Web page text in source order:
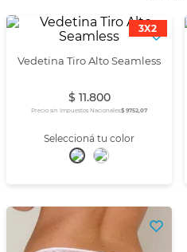
3X2
Vedetina Tiro Alto Seamless
$ 11.800
Precio sin Impuestos Nacionales:$ 9752,07